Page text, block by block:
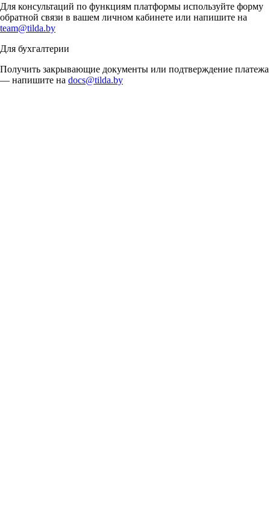
Для консультаций по функциям платформы используйте форму
обратной связи в вашем личном кабинете или напишите на
team@tilda.by
Для бухгалтерии
Получить закрывающие документы или подтверждение платежа
— напишите на docs@tilda.by